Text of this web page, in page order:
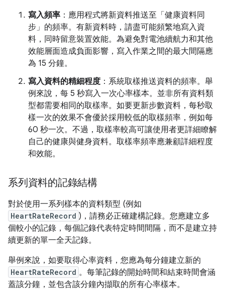
寫入頻率 ：應用程式將新資料推送至「健康資料同
步」的頻率。有新資料時，請盡可能頻繁地寫入資
料，同時留意裝置效能。為避免對電池續航力和其他
效能層面造成負面影響，寫入作業之間的最大間隔應
為 15 分鐘。
寫入資料的精細程度 ：系統取樣推送資料的頻率。舉
例來說，每 5 秒寫入一次心率樣本。並非所有資料類
型都需要相同的取樣率。如要更新步數資料，每秒取
樣一次的效果不會優於採用較低的取樣頻率，例如每
60 秒一次。不過，取樣率較高可讓使用者更詳細瞭解
自己的健康與健身資料。取樣率頻率應兼顧詳細程度
和效能。
系列資料的記錄結構
對於使用一系列樣本的資料類型 (例如
HeartRateRecord )，請務必正確建構記錄。您應建立多
個較小的記錄，每個記錄代表特定時間間隔，而不是建立持
續更新的單一全天記錄。
舉例來說，如要取得心率資料，您應為每分鐘建立新的
HeartRateRecord 。每筆記錄的開始時間和結束時間會涵
蓋該分鐘，並包含該分鐘內擷取的所有心率樣本。